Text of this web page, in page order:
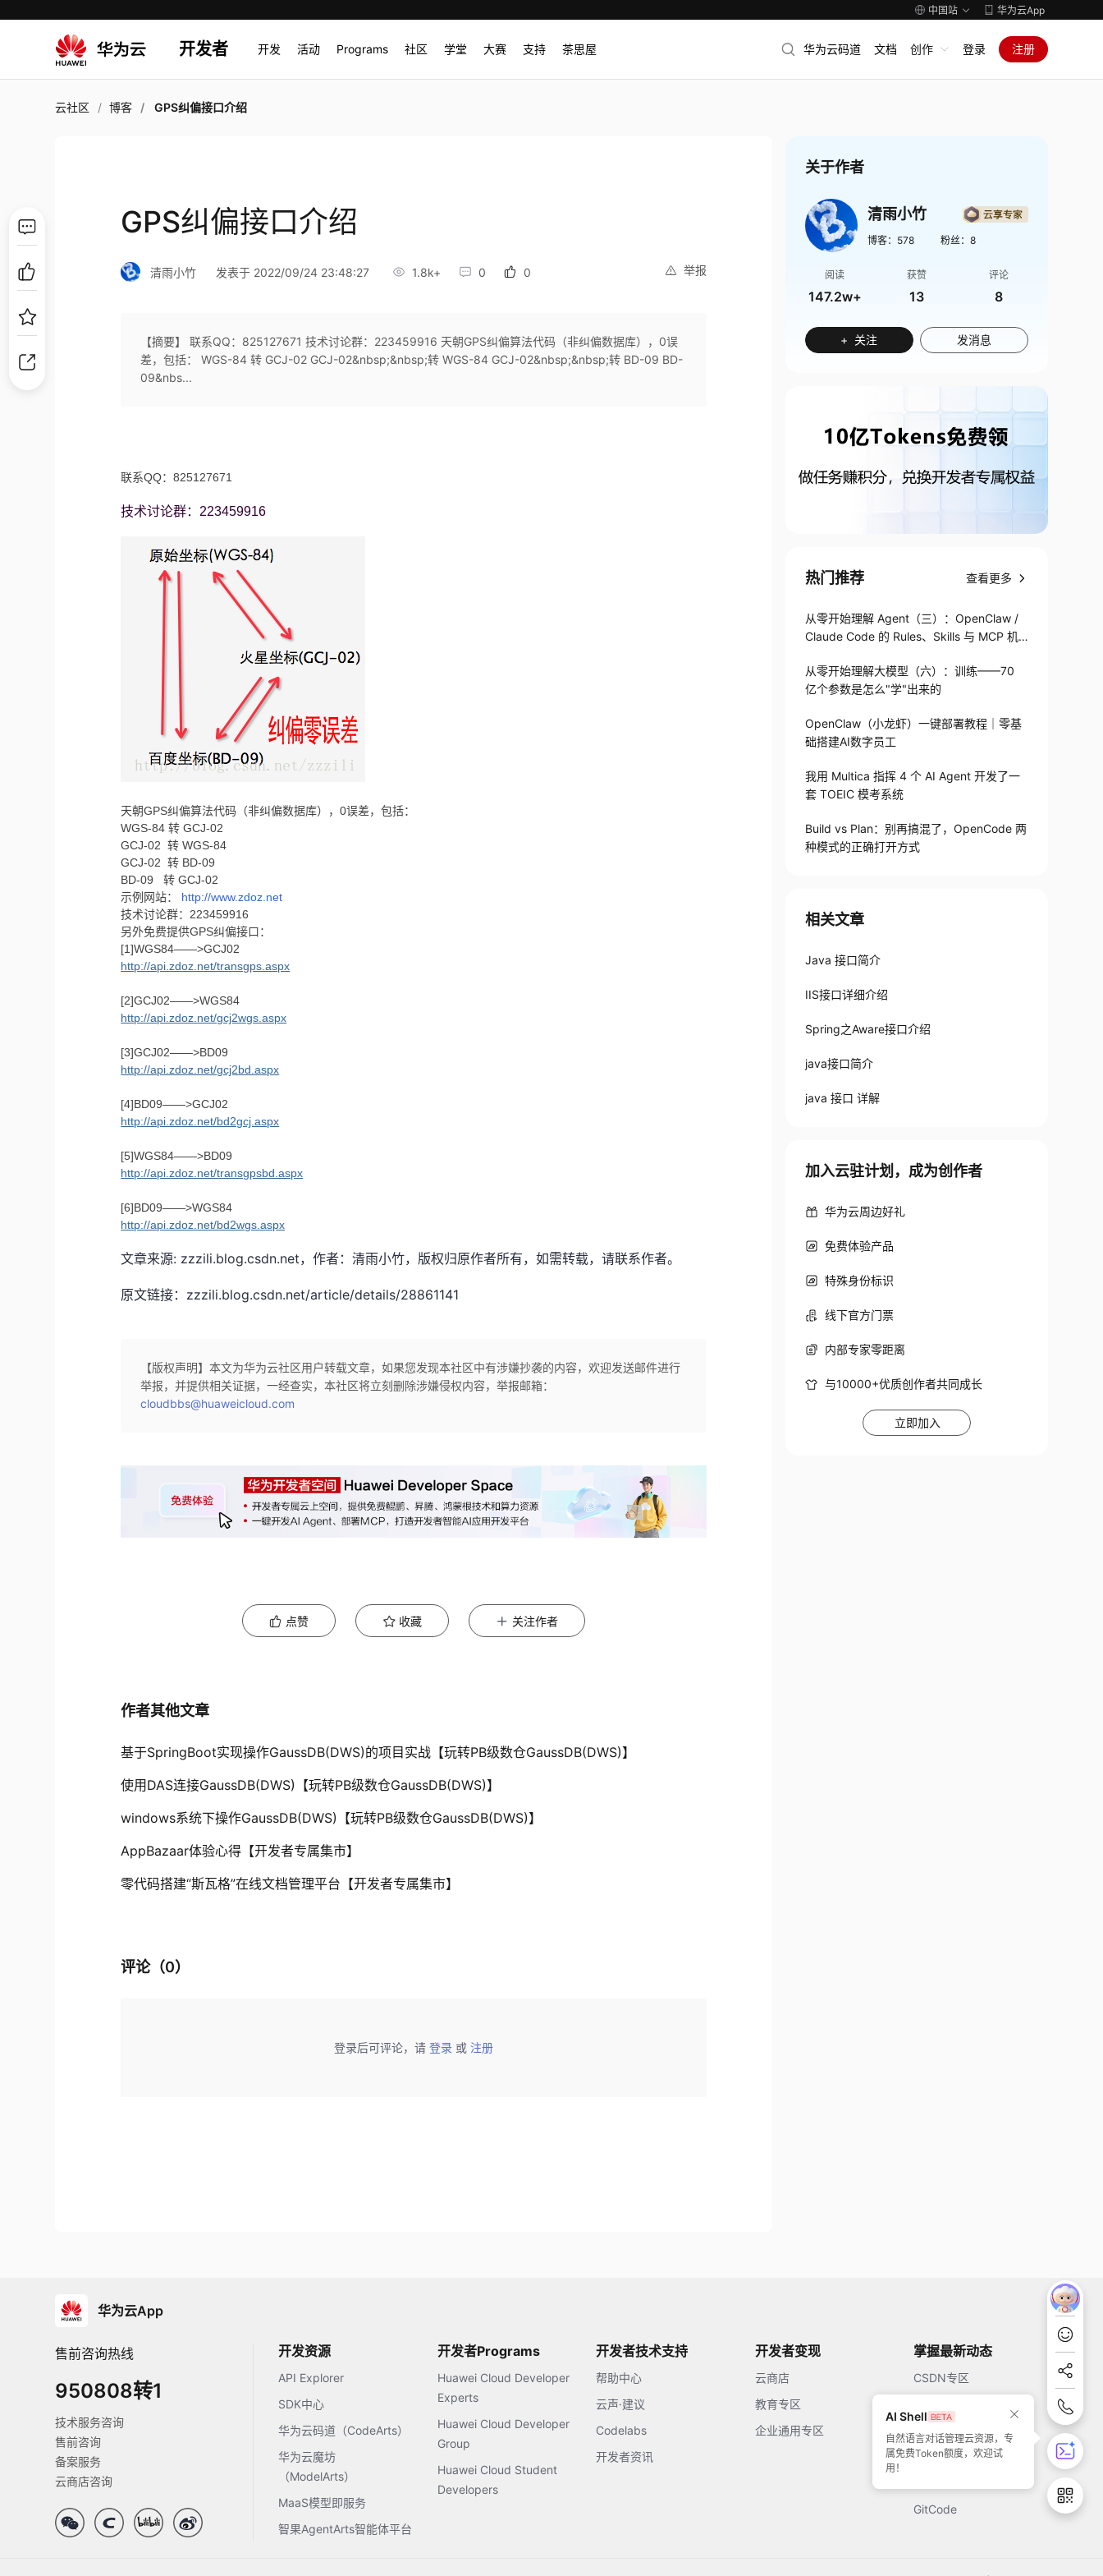
中国站 华为云App
开发者 开发 活动 Programs 社区 学堂 大赛 支持 茶思屋 华为云码道 文档 创作 登录 注册
云社区 博客 GPS纠偏接口介绍
GPS纠偏接口介绍
举报
清雨小竹 发表于 2022/09/24 23:48:27 1.8k+ 0 0
【摘要】 联系QQ：825127671 技术讨论群：223459916 天朝GPS纠偏算法代码（非纠偏数据库），0误
差，包括： WGS-84 转 GCJ-02 GCJ-02&nbsp;&nbsp;转 WGS-84 GCJ-02&nbsp;&nbsp;转 BD-09 BD-
09&nbs...
联系QQ：825127671
技术讨论群： 223459916
天朝GPS纠偏算法代码（非纠偏数据库），0误差，包括：
WGS-84 转 GCJ-02
GCJ-02 转 WGS-84
GCJ-02 转 BD-09
BD-09 转 GCJ-02
示例网站：
http://www.zdoz.net
技术讨论群：223459916
另外免费提供GPS纠偏接口：
[1]WGS84——>GCJ02
http://api.zdoz.net/transgps.aspx
[2]GCJ02——>WGS84
http://api.zdoz.net/gcj2wgs.aspx
[3]GCJ02——>BD09
http://api.zdoz.net/gcj2bd.aspx
[4]BD09——>GCJ02
http://api.zdoz.net/bd2gcj.aspx
[5]WGS84——>BD09
http://api.zdoz.net/transgpsbd.aspx
[6]BD09——>WGS84
http://api.zdoz.net/bd2wgs.aspx
文章来源: zzzili.blog.csdn.net，作者：清雨小竹，版权归原作者所有，如需转载，请联系作者。
原文链接：zzzili.blog.csdn.net/article/details/28861141
【版权声明】本文为华为云社区用户转载文章，如果您发现本社区中有涉嫌抄袭的内容，欢迎发送邮件进行
举报，并提供相关证据，一经查实，本社区将立刻删除涉嫌侵权内容，举报邮箱：
cloudbbs@huaweicloud.com
点赞 收藏 关注作者
作者其他文章
基于SpringBoot实现操作GaussDB(DWS)的项目实战【玩转PB级数仓GaussDB(DWS)】
使用DAS连接GaussDB(DWS)【玩转PB级数仓GaussDB(DWS)】
windows系统下操作GaussDB(DWS)【玩转PB级数仓GaussDB(DWS)】
AppBazaar体验心得【开发者专属集市】
零代码搭建“斯瓦格”在线文档管理平台【开发者专属集市】
评论（0）
登录后可评论，请 登录 或 注册
关于作者
清雨小竹
博客： 578 粉丝： 8
阅读
147.2w+
获赞
13
评论
8
+ 关注 发消息
热门推荐 查看更多
从零开始理解 Agent（三）：OpenClaw /
Claude Code 的 Rules、Skills 与 MCP 机
从零开始理解大模型（六）：训练——70
亿个参数是怎么"学"出来的
OpenClaw（小龙虾）一键部署教程｜零基
础搭建AI数字员工
我用 Multica 指挥 4 个 AI Agent 开发了一
套 TOEIC 模考系统
Build vs Plan：别再搞混了，OpenCode 两
种模式的正确打开方式
相关文章
Java 接口简介
IIS接口详细介绍
Spring之Aware接口介绍
java接口简介
java 接口 详解
加入云驻计划，成为创作者
华为云周边好礼
免费体验产品
特殊身份标识
线下官方门票
内部专家零距离
与10000+优质创作者共同成长
立即加入
AI Shell
自然语言对话管理云资源，专
属免费Token额度，欢迎试
用！
华为云App
售前咨询热线
950808转1
技术服务咨询
售前咨询
备案服务
云商店咨询
开发资源
API Explorer
SDK中心
华为云码道（CodeArts）
华为云魔坊
（ModelArts）
MaaS模型即服务
智果AgentArts智能体平台
开发者Programs
Huawei Cloud Developer
Experts
Huawei Cloud Developer
Group
Huawei Cloud Student
Developers
开发者技术支持
帮助中心
云声·建议
Codelabs
开发者资讯
开发者变现
云商店
教育专区
企业通用专区
掌握最新动态
CSDN专区
开源中国
51CTO
GitCode